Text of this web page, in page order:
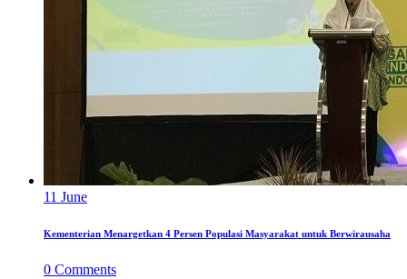
11 June
Kementerian Menargetkan 4 Persen Populasi Masyarakat untuk Berwirausaha
0 Comments